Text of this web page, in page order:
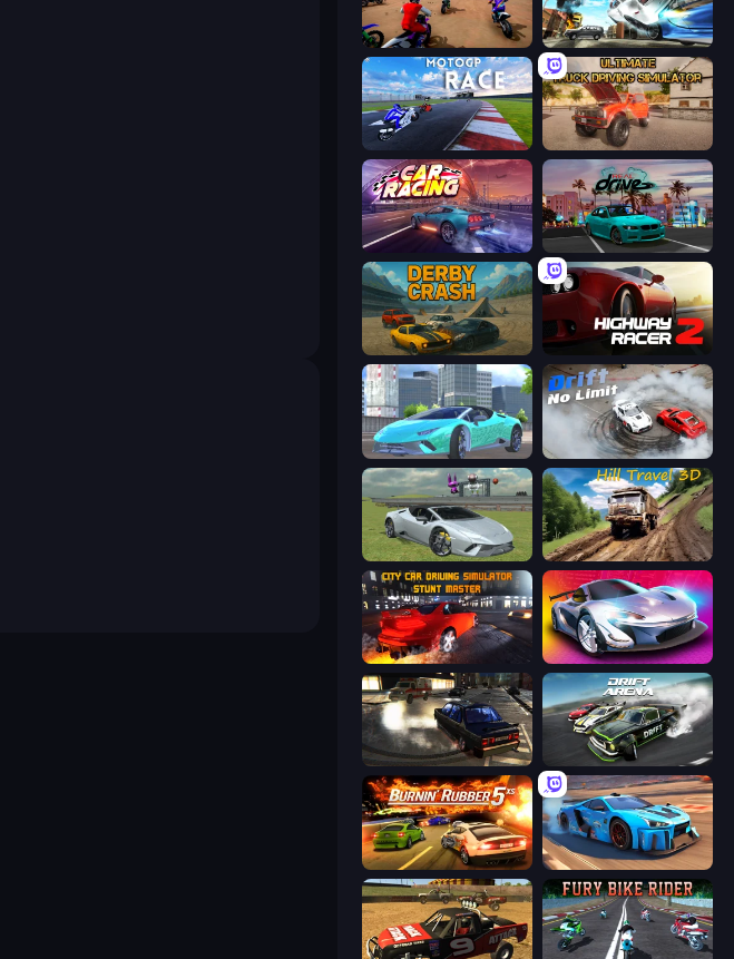
Super MX - The Champion Real Drift World
MotoGP: Motocross Race Ultimate Truck Driving Simulator 2020
Car Games: Car Racing Game RealDrive
Derby Crash Highway Racer 2
Real City Driver Drift No Limit
Sports Cars Driver Hill Travel 3D
Grand Cyber City
City Classic Car Driving: 131 Drift Arena
Burnin' Rubber 5 XS Real Cars in City